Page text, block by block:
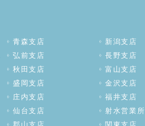
青森支店
弘前支店
秋田支店
盛岡支店
庄内支店
仙台支店
新潟支店
長野支店
富山支店
金沢支店
福井支店
射水営業所